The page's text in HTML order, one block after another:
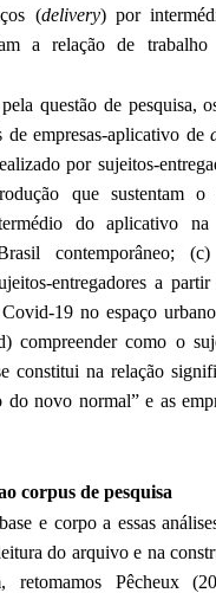
(delivery) por
a relação de
questão de pesquisa,
de empresas-aplicativo de
por sujeitos-
que sustentam
do aplicativo na
contemporâneo;
entregadores a
19 no espaço
compreender como o
constitui na relação
do novo normal” e as
corpus de pesquisa
e corpo a essas
do arquivo e na
retomamos Pêcheux